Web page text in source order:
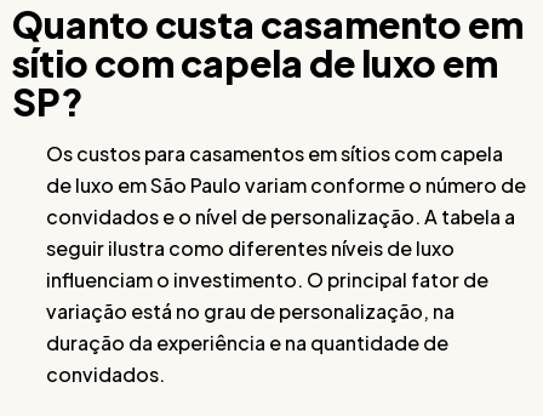
Quanto custa casamento em
sítio com capela de luxo em
SP?
Os custos para casamentos em sítios com capela
de luxo em São Paulo variam conforme o número de
convidados e o nível de personalização. A tabela a
seguir ilustra como diferentes níveis de luxo
influenciam o investimento. O principal fator de
variação está no grau de personalização, na
duração da experiência e na quantidade de
convidados.